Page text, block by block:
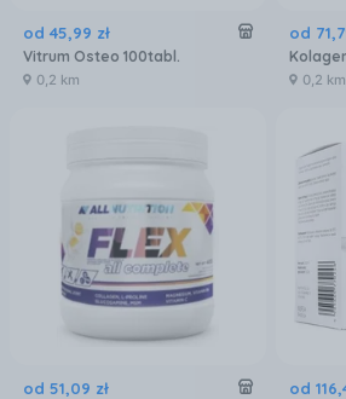
od 45,99 zł
Vitrum Osteo 100tabl.
0,2 km
od 71,
0,2 km
od 51,09 zł od 116,